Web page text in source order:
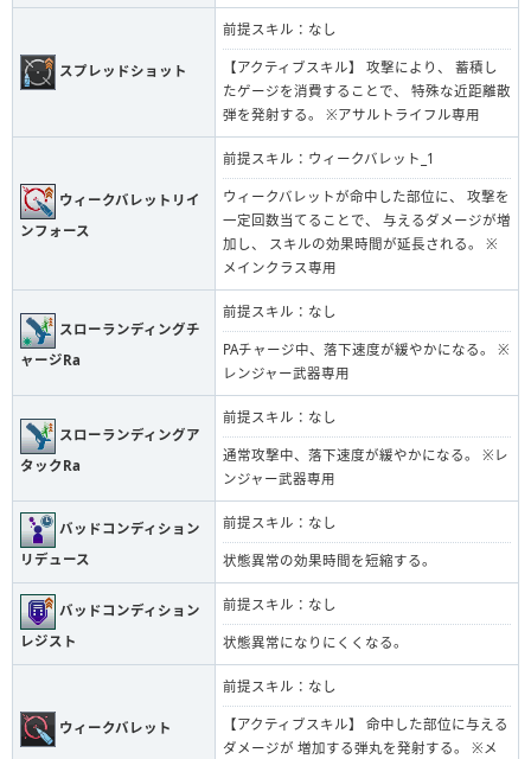
スプレッドショット
前提スキル：なし
【アクティブスキル】 攻撃により、 蓄積し
たゲージを消費することで、 特殊な近距離散
弾を発射する。 ※アサルトライフル専用
ウィークバレットリイ
ンフォース
前提スキル：ウィークバレット_1
ウィークバレットが命中した部位に、 攻撃を
一定回数当てることで、 与えるダメージが増
加し、 スキルの効果時間が延長される。 ※
メインクラス専用
スローランディングチ
ャージRa
前提スキル：なし
PAチャージ中、落下速度が緩やかになる。 ※
レンジャー武器専用
スローランディングア
タックRa
前提スキル：なし
通常攻撃中、落下速度が緩やかになる。 ※レ
ンジャー武器専用
バッドコンディション
リデュース
前提スキル：なし
状態異常の効果時間を短縮する。
バッドコンディション
レジスト
前提スキル：なし
状態異常になりにくくなる。
ウィークバレット
前提スキル：なし
【アクティブスキル】 命中した部位に与える
ダメージが 増加する弾丸を発射する。 ※メ